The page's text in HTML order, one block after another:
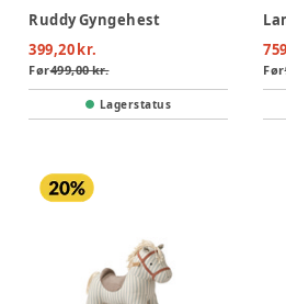
Ruddy Gyngehest
399,20 kr.
Før499,00 kr.
Lagerstatus
Før